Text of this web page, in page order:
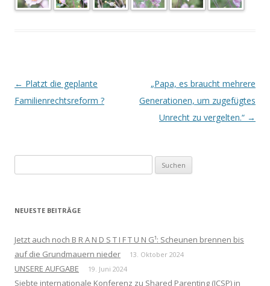
Beitrags-
Navigation
← Platzt die geplante
Familienrechtsreform ?
„Papa, es braucht mehrere
Generationen, um zugefügtes
Unrecht zu vergelten.“ →
nach:
NEUESTE BEITRÄGE
Jetzt auch noch B R A N D S T I F T U N G¹: Scheunen brennen bis
auf die Grundmauern nieder
13. Oktober 2024
UNSERE AUFGABE 19. Juni 2024
Siebte internationale Konferenz zu Shared Parenting (ICSP) in